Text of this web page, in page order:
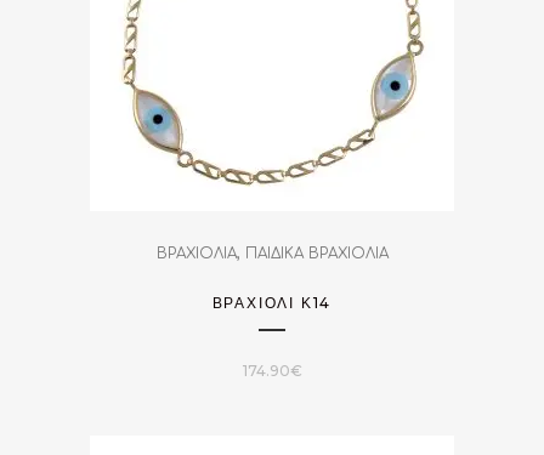
ΒΡΑΧΙΟΛΙΑ, ΠΑΙΔΙΚΑ ΒΡΑΧΙΟΛΙΑ
ΒΡΑΧΙΌΛΙ Κ14
174.90€